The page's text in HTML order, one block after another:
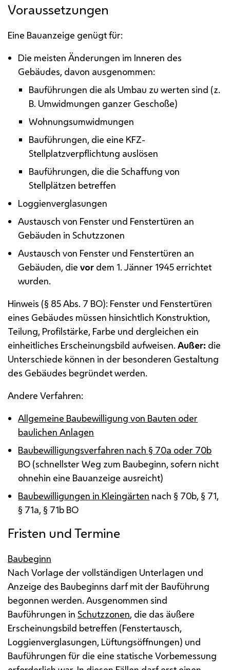
Voraussetzungen
Eine Bauanzeige genügt für:
Die meisten Änderungen im Inneren des
Gebäudes, davon ausgenommen:
Bauführungen die als Umbau zu werten sind (z.
B. Umwidmungen ganzer Geschoße)
Wohnungsumwidmungen
Bauführungen, die eine KFZ-
Stellplatzverpflichtung auslösen
Bauführungen, die die Schaffung von
Stellplätzen betreffen
Loggienverglasungen
Austausch von Fenster und Fenstertüren an
Gebäuden in Schutzzonen
Austausch von Fenster und Fenstertüren an
Gebäuden, dievor dem 1. Jänner 1945 errichtet
wurden.
Hinweis (§ 85Abs. 7 BO): Fenster und Fenstertüren
eines Gebäudes müssen hinsichtlich Konstruktion,
Teilung, Profilstärke, Farbe und dergleichen ein
einheitliches Erscheinungsbild aufweisen. Außer: die
Unterschiede können in der besonderen Gestaltung
des Gebäudes begründet werden.
Andere Verfahren:
Allgemeine Baubewilligung von Bauten oder
baulichen Anlagen
Baubewilligungsverfahren nach § 70a oder 70b
BO (schnellster Weg zum Baubeginn, sofern nicht
ohnehin eine Bauanzeige ausreicht)
Baubewilligungen in Kleingärten nach § 70b, § 71,
§ 71a, § 71b BO
Fristen und Termine
Baubeginn
Nach Vorlage der vollständigen Unterlagen und
Anzeige des Baubeginns darf mit der Bauführung
begonnen werden. Ausgenommen sind
Bauführungen in Schutzzonen, die das äußere
Erscheinungsbild betreffen (Fenstertausch,
Loggienverglasungen, Lüftungsöffnungen) und
Bauführungen für die eine statische Vorbemessung